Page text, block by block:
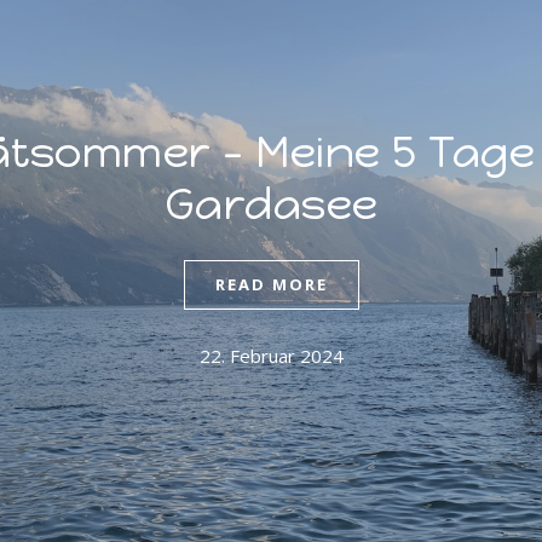
– Meine 5
Gardasee
READ MORE
22. Februar 2024